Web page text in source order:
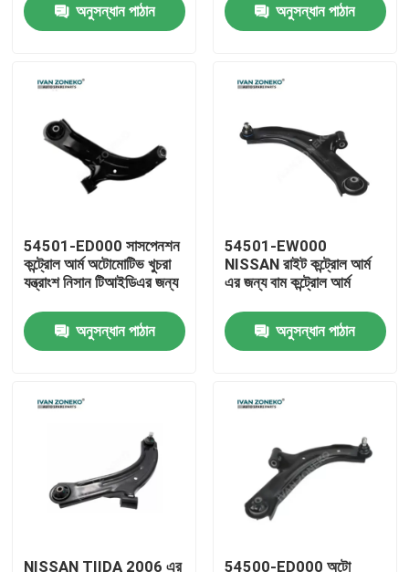
ভিডিও
আমাদের সম্পর্কে
কারখানা ভ্রমণ
খবর
মামলা
অনুসন্ধান পাঠান
অনুসন্ধান পাঠান
54501-ED000 সাসপেনশন
কন্ট্রোল আর্ম অটোমোটিভ খুচরা
যন্ত্রাংশ নিসান টিআইডিএর জন্য
অনুসন্ধান পাঠান
54501-EW000
NISSAN রাইট কন্ট্রোল আর্ম
এর জন্য বাম কন্ট্রোল আর্ম
অনুসন্ধান পাঠান
NISSAN TIIDA 2006 এর 54500-ED000 অটো